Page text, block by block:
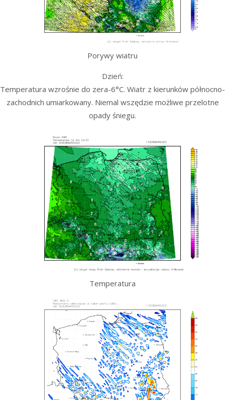
Porywy wiatru
Dzień:
Temperatura wzrośnie do zera-6°C. Wiatr z kierunków północno-
zachodnich umiarkowany. Niemal wszędzie możliwe przelotne
opady śniegu.
Temperatura